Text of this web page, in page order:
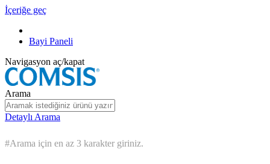
İçeriğe geç
Bayi Paneli
Navigasyon aç/kapat
Arama
Detaylı Arama
#Arama için en az 3 karakter giriniz.